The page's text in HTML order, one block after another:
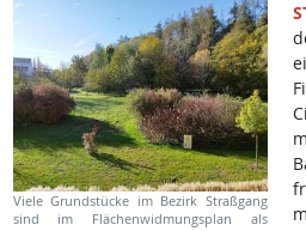
Viele Grundstücke im Bezirk Straßgang
sind im Flächenwidmungsplan als